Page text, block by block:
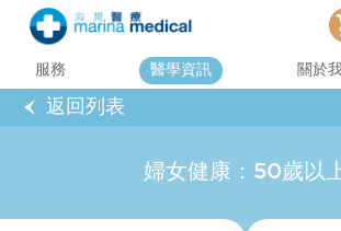
服務 醫學資訊 關於
返回列表
婦女健康：50歲以